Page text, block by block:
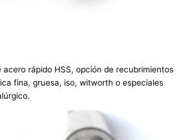
acero rápido HSS, opción de recubrimientos
fina, gruesa, iso, witworth o especiales